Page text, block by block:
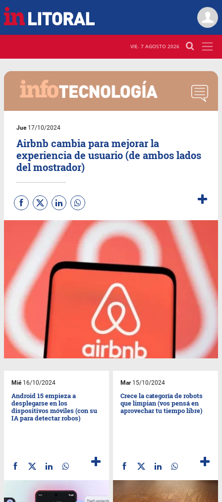
VIE. 7 AGOSTO 2026
Jue17/10/2024
Airbnb cambia para mejorar la
experiencia de usuario (de ambos lados
del mostrador)
Mié16/10/2024
Android 15 empieza a
desplegarse en los
dispositivos móviles (con su
IA para detectar robos)
Mar15/10/2024
Crece la categoría de robots
que limpian (vos pensá en
aprovechar tu tiempo libre)